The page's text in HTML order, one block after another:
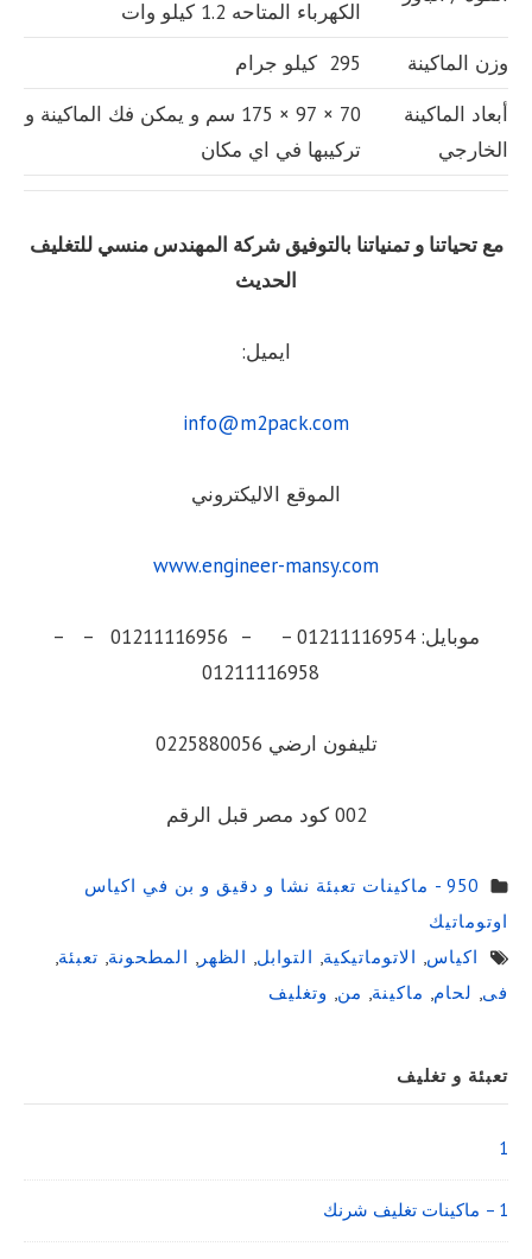
الكهرباء المتاحه 1.2 كيلو وات
وزن الماكينة
295 كيلو جرام
أبعاد الماكينة
الخارجي
70 × 97 × 175 سم و يمكن فك الماكينة و
تركيبها في اي مكان
مع تحياتنا و تمنياتنا بالتوفيق شركة المهندس منسي للتغليف
الحديث
ايميل:
info@m2pack.com
الموقع الاليكتروني
www.engineer-mansy.com
موبايل: 01211116954 – – 01211116956 – –
تليفون ارضي 0225880056
002 كود مصر قبل الرقم
950 - ماكينات تعبئة نشا و دقيق و بن في اكياس
اوتوماتيك
اكياس, الاتوماتيكية, التوابل, الظهر , المطحونة, تعبئة,
فى, لحام, ماكينة, من, وتغليف
Sidebar
Widget
Area
تعبئة و تغليف
1
1 – ماكينات تغليف شرنك